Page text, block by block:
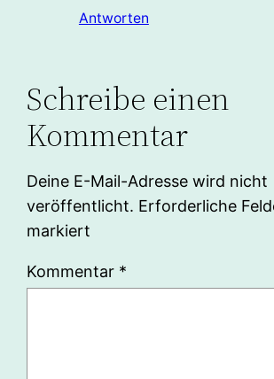
Antworten
Schreibe einen
Kommentar
Deine E-Mail-Adresse wird nicht
veröffentlicht. Erforderliche
markiert
Kommentar *